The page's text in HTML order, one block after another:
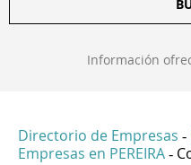
Información
Directorio de Empresas -
Empresas en PEREIRA -